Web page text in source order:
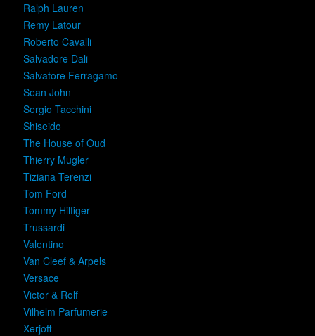
Ralph Lauren
Remy Latour
Roberto Cavalli
Salvadore Dali
Salvatore Ferragamo
Sean John
Sergio Tacchini
Shiseido
The House of Oud
Thierry Mugler
Tiziana Terenzi
Tom Ford
Tommy Hilfiger
Trussardi
Valentino
Van Cleef & Arpels
Versace
Victor & Rolf
Vilhelm Parfumerie
Xerjoff